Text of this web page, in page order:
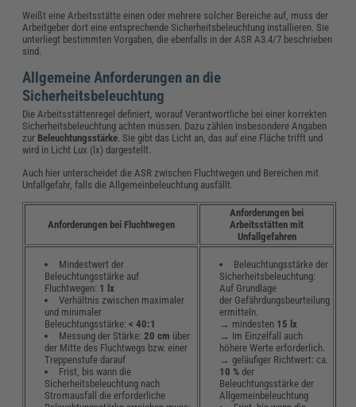
Weißt eine Arbeitsstätte einen oder mehrere solcher Bereiche auf, muss der
Arbeitgeber dort eine entsprechende Sicherheitsbeleuchtung installieren. Sie
unterliegt bestimmten Vorgaben, die ebenfalls in der ASR A3.4/7 beschrieben
sind.
Allgemeine Anforderungen an die
Sicherheitsbeleuchtung
Die Arbeitsstättenregel definiert, worauf Verantwortliche bei einer korrekten
Sicherheitsbeleuchtung achten müssen. Dazu zählen insbesondere Angaben
zur Beleuchtungsstärke . Sie gibt das Licht an, das auf eine Fläche trifft und
wird in Licht Lux (lx) dargestellt.
Auch hier unterscheidet die ASR zwischen Fluchtwegen und Bereichen mit
Unfallgefahr, falls die Allgemeinbeleuchtung ausfällt.
Anforderungen bei Fluchtwegen
Anforderungen bei
Arbeitsstätten mit
Unfallgefahren
Mindestwert der
Beleuchtungsstärke auf
Fluchtwegen: 1 lx
Verhältnis zwischen maximaler
und minimaler
Beleuchtungsstärke:< 40:1
Messung der Stärke: 20 cm über
der Mitte des Fluchtwegs bzw. einer
Treppenstufe darauf
Frist, bis wann die
Sicherheitsbeleuchtung nach
Stromausfall die erforderliche
Beleuchtungsstärke der
Sicherheitsbeleuchtung:
Auf Grundlage
der Gefährdungsbeurteilung
ermitteln.
→ mindesten 15 lx
→ Im Einzelfall auch
höhere Werte erforderlich.
→ geläufiger Richtwert: ca.
10 % der
Beleuchtungsstärke der
Allgemeinbeleuchtung